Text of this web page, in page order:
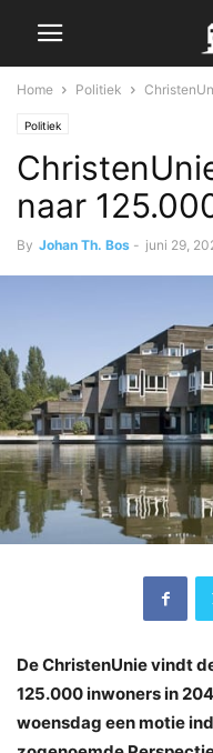
Home Politiek
Politiek
naar
By Johan Th. Bos - juni 29,
De ChristenUnie vindt
125.000 inwoners in
woensdag een motie